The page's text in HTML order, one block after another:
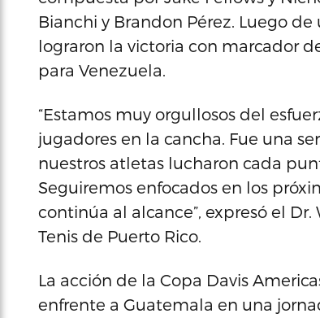
Bianchi y Brandon Pérez. Luego
lograron la victoria con marcador
para Venezuela.
“Estamos muy orgullosos del
jugadores en la cancha. Fue una
nuestros atletas lucharon cada
Seguiremos enfocados en los
continúa al alcance”, expresó el
Tenis de Puerto Rico.
La acción de la Copa Davis
enfrente a Guatemala en una